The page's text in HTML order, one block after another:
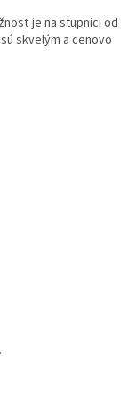
je na stupnici od
skvelým a cenovo